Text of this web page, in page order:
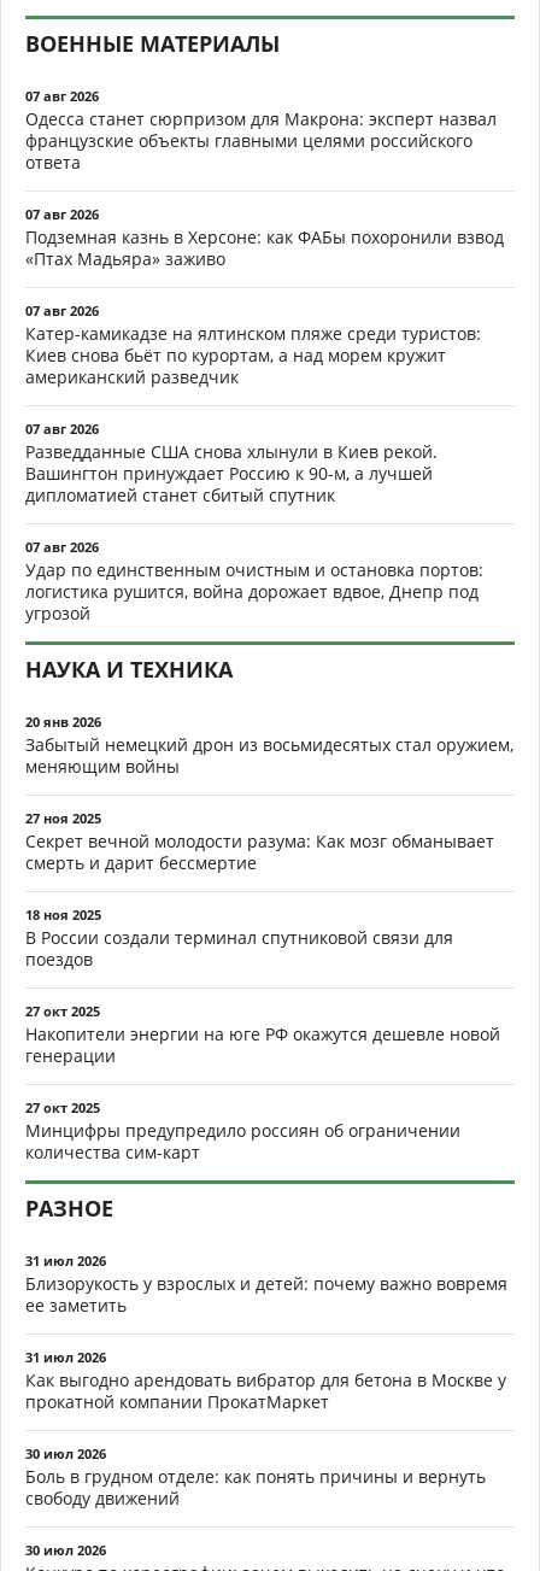
ВОЕННЫЕ МАТЕРИАЛЫ
07 авг 2026
Одесса станет сюрпризом для Макрона: эксперт назвал
французские объекты главными целями российского
ответа
07 авг 2026
Подземная казнь в Херсоне: как ФАБы похоронили взвод
«Птах Мадьяра» заживо
07 авг 2026
Катер-камикадзе на ялтинском пляже среди туристов:
Киев снова бьёт по курортам, а над морем кружит
американский разведчик
07 авг 2026
Разведданные США снова хлынули в Киев рекой.
Вашингтон принуждает Россию к 90-м, а лучшей
дипломатией станет сбитый спутник
07 авг 2026
Удар по единственным очистным и остановка портов:
логистика рушится, война дорожает вдвое, Днепр под
угрозой
НАУКА И ТЕХНИКА
20 янв 2026
Забытый немецкий дрон из восьмидесятых стал оружием,
меняющим войны
27 ноя 2025
Секрет вечной молодости разума: Как мозг обманывает
смерть и дарит бессмертие
18 ноя 2025
В России создали терминал спутниковой связи для
поездов
27 окт 2025
Накопители энергии на юге РФ окажутся дешевле новой
генерации
27 окт 2025
Минцифры предупредило россиян об ограничении
количества сим-карт
РАЗНОЕ
31 июл 2026
Близорукость у взрослых и детей: почему важно вовремя
ее заметить
31 июл 2026
Как выгодно арендовать вибратор для бетона в Москве у
прокатной компании ПрокатМаркет
30 июл 2026
Боль в грудном отделе: как понять причины и вернуть
свободу движений
30 июл 2026